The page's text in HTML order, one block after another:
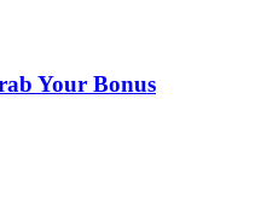
Your Bonus